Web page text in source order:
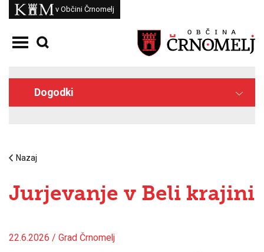
Skoči na vsebino
Kam
v Občini Črnomelj
Odpri meni
Dogodki
Nazaj
Jurjevanje v Beli krajini
22.6.2026 / Grad Črnomelj